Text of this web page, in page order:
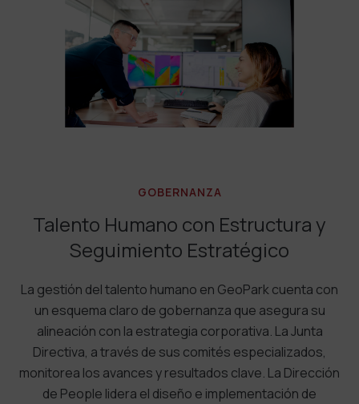
GOBERNANZA
Talento Humano con Estructura y
Seguimiento Estratégico
La gestión del talento humano en GeoPark cuenta con
un esquema claro de gobernanza que asegura su
alineación con la estrategia corporativa. La Junta
Directiva, a través de sus comités especializados,
monitorea los avances y resultados clave. La Dirección
de People lidera el diseño e implementación de